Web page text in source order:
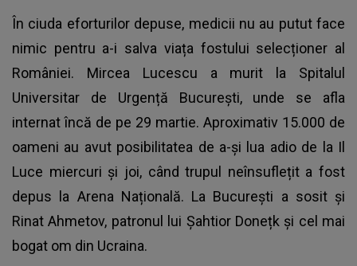
În ciuda eforturilor depuse, medicii nu au putut face
nimic pentru a-i salva viața fostului selecționer al
României. Mircea Lucescu a murit la Spitalul
Universitar de Urgență București, unde se afla
internat încă de pe 29 martie. Aproximativ 15.000 de
oameni au avut posibilitatea de a-și lua adio de la Il
Luce miercuri și joi, când trupul neînsuflețit a fost
depus la Arena Națională. La București a sosit și
Rinat Ahmetov, patronul lui Șahtior Donețk și cel mai
bogat om din Ucraina.